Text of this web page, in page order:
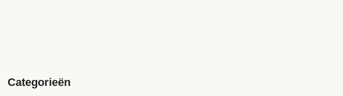
Categorieën